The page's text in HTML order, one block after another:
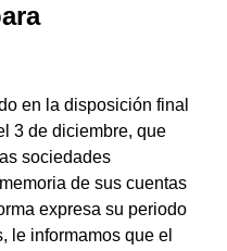
en la disposición final
3 de diciembre, que
sociedades
de sus cuentas
expresa su periodo
le informamos que el